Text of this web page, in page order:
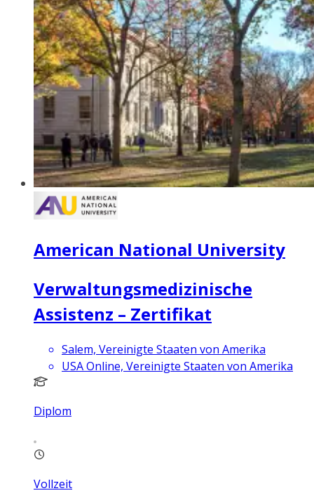
American National University
Verwaltungsmedizinische
Assistenz – Zertifikat
Salem, Vereinigte Staaten von Amerika
USA Online, Vereinigte Staaten von Amerika
Diplom
Vollzeit